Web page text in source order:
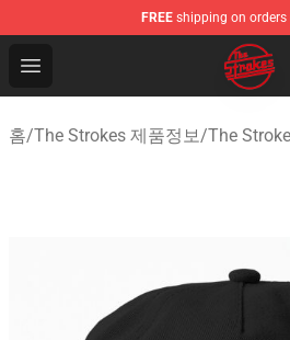
FREE shipping on orders
Open menu
The Strokes Shop - Official
홈/The Strokes 제품정보/The